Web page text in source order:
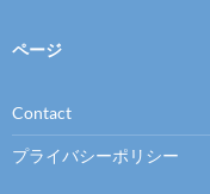
ページ
Contact
プライバシーポリシー